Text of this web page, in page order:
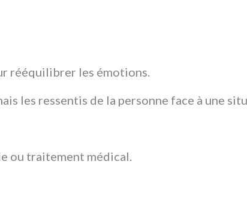
rééquilibrer les émotions.
les ressentis de la personne face à une
ou traitement médical.